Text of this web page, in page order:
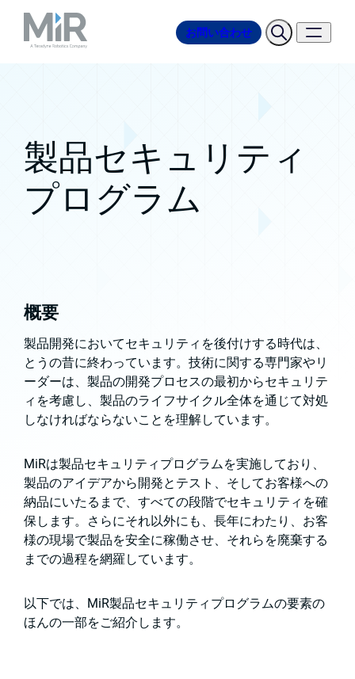
お問い合わせ
製品セキュリティ
プログラム
概要
製品開発においてセキュリティを後付けする時代は、
とうの昔に終わっています。技術に関する専門家やリ
ーダーは、製品の開発プロセスの最初からセキュリテ
ィを考慮し、製品のライフサイクル全体を通じて対処
しなければならないことを理解しています。
MiRは製品セキュリティプログラムを実施しており、
製品のアイデアから開発とテスト、そしてお客様への
納品にいたるまで、すべての段階でセキュリティを確
保します。さらにそれ以外にも、長年にわたり、お客
様の現場で製品を安全に稼働させ、それらを廃棄する
までの過程を網羅しています。
以下では、MiR製品セキュリティプログラムの要素の
ほんの一部をご紹介します。